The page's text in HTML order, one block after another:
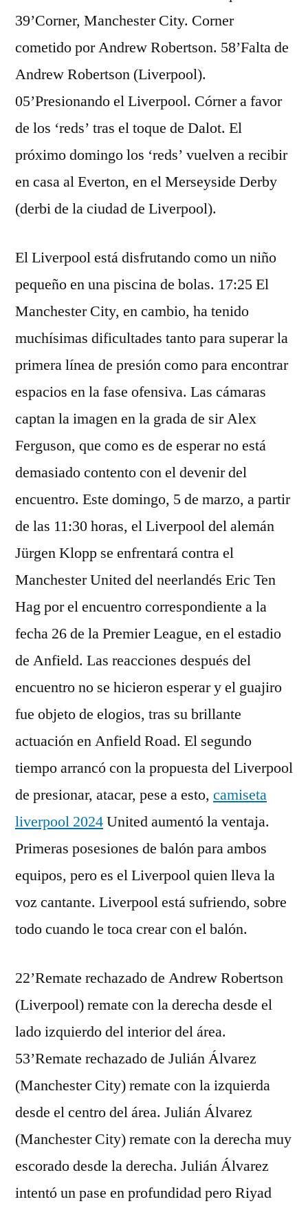
39’Corner, Manchester City. Corner
cometido por Andrew Robertson. 58’Falta de
Andrew Robertson (Liverpool).
05’Presionando el Liverpool. Córner a favor
de los ‘reds’ tras el toque de Dalot. El
próximo domingo los ‘reds’ vuelven a recibir
en casa al Everton, en el Merseyside Derby
(derbi de la ciudad de Liverpool).
El Liverpool está disfrutando como un niño
pequeño en una piscina de bolas. 17:25 El
Manchester City, en cambio, ha tenido
muchísimas dificultades tanto para superar la
primera línea de presión como para encontrar
espacios en la fase ofensiva. Las cámaras
captan la imagen en la grada de sir Alex
Ferguson, que como es de esperar no está
demasiado contento con el devenir del
encuentro. Este domingo, 5 de marzo, a partir
de las 11:30 horas, el Liverpool del alemán
Jürgen Klopp se enfrentará contra el
Manchester United del neerlandés Eric Ten
Hag por el encuentro correspondiente a la
fecha 26 de la Premier League, en el estadio
de Anfield. Las reacciones después del
encuentro no se hicieron esperar y el guajiro
fue objeto de elogios, tras su brillante
actuación en Anfield Road. El segundo
tiempo arrancó con la propuesta del Liverpool
de presionar, atacar, pese a esto, camiseta
liverpool 2024United aumentó la ventaja.
Primeras posesiones de balón para ambos
equipos, pero es el Liverpool quien lleva la
voz cantante. Liverpool está sufriendo, sobre
todo cuando le toca crear con el balón.
22’Remate rechazado de Andrew Robertson
(Liverpool) remate con la derecha desde el
lado izquierdo del interior del área.
53’Remate rechazado de Julián Álvarez
(Manchester City) remate con la izquierda
desde el centro del área. Julián Álvarez
(Manchester City) remate con la derecha muy
escorado desde la derecha. Julián Álvarez
intentó un pase en profundidad pero Riyad